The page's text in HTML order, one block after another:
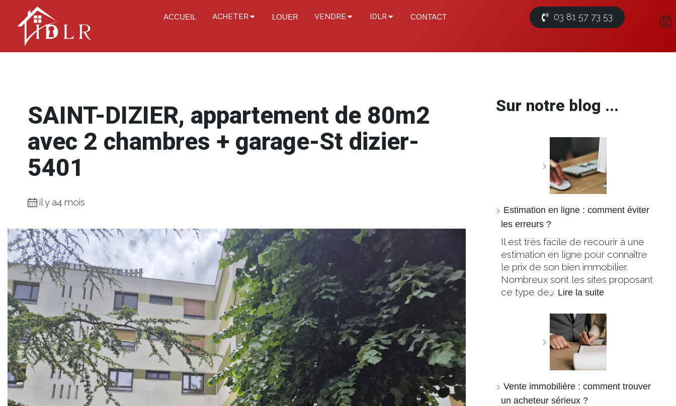
ACCUEIL ACHETER LOUER VENDRE IDLR CONTACT 03 81 57 73 53
SAINT-DIZIER, appartement de 80m2
avec 2 chambres + garage-St dizier-
5401
il y a4 mois
Sur notre blog ...
Estimation en ligne : comment éviter
les erreurs ?
Il est très facile de recourir à une
estimation en ligne pour connaître
le prix de son bien immobilier.
Nombreux sont les sites proposant
ce type de… Lire la suite
Vente immobilière : comment trouver
un acheteur sérieux ?